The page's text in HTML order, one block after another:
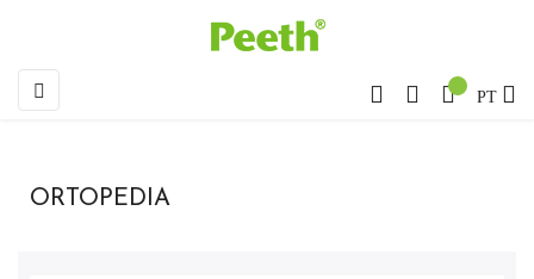
Toggle
navigation
☰ PT
ORTOPEDIA